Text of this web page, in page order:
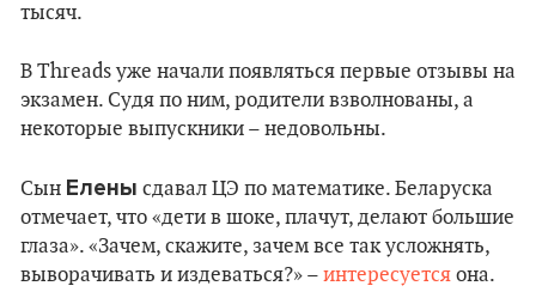
тысяч.
В Threads уже начали появляться первые отзывы на
экзамен. Судя по ним, родители взволнованы, а
некоторые выпускники – недовольны.
Сын Елены сдавал ЦЭ по математике. Беларуска
отмечает, что «дети в шоке, плачут, делают большие
глаза». «Зачем, скажите, зачем все так усложнять,
выворачивать и издеваться?» – интересуется она.